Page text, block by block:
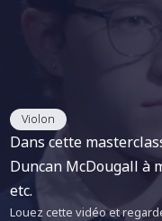
Violon
Dans cette
Duncan McDougall à
etc.
Louez cette vidéo et